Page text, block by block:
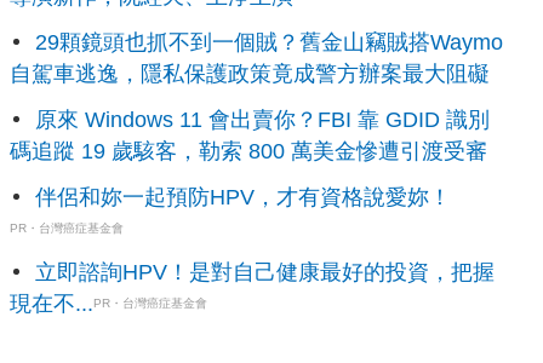
29顆鏡頭也抓不到一個賊？舊金山竊賊搭Waymo
自駕車逃逸，隱私保護政策竟成警方辦案最大阻礙
原來 Windows 11 會出賣你？FBI 靠 GDID 識別
碼追蹤 19 歲駭客，勒索 800 萬美金慘遭引渡受審
伴侶和妳一起預防HPV，才有資格說愛妳！
PR・台灣癌症基金會
立即諮詢HPV！是對自己健康最好的投資，把握
現在不...PR・台灣癌症基金會